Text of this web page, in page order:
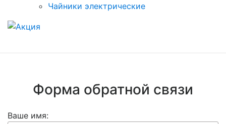
Чайники электрические
Форма обратной связи
Ваше имя: